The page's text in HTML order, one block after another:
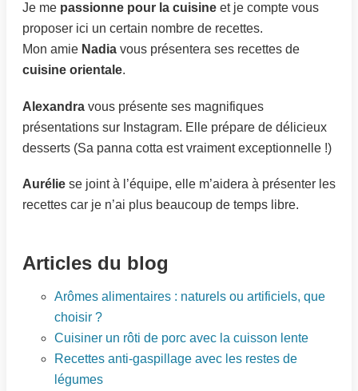
Je me passionne pour la cuisine et je compte vous
proposer ici un certain nombre de recettes.
Mon amie Nadia vous présentera ses recettes de
cuisine orientale.
Alexandra vous présente ses magnifiques
présentations sur Instagram. Elle prépare de délicieux
desserts (Sa panna cotta est vraiment exceptionnelle !)
Aurélie se joint à l’équipe, elle m’aidera à présenter les
recettes car je n’ai plus beaucoup de temps libre.
Articles du blog
Arômes alimentaires : naturels ou artificiels, que
choisir ?
Cuisiner un rôti de porc avec la cuisson lente
Recettes anti-gaspillage avec les restes de
légumes